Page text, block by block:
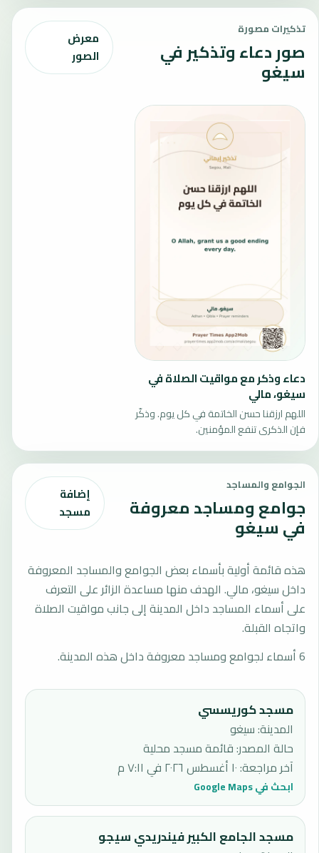
تذكيرات مصورة
صور دعاء وتذكير في
سيغو
معرض
الصور
دعاء وذكر مع مواقيت الصلاة في
سيغو، مالي
اللهم ارزقنا حسن الخاتمة في كل يوم. وذكّر
فإن الذكرى تنفع المؤمنين.
الجوامع والمساجد
جوامع ومساجد معروفة
في سيغو
إضافة
مسجد
هذه قائمة أولية بأسماء بعض الجوامع والمساجد المعروفة
داخل سيغو، مالي. الهدف منها مساعدة الزائر على التعرف
على أسماء المساجد داخل المدينة إلى جانب مواقيت الصلاة
واتجاه القبلة.
6 أسماء لجوامع ومساجد معروفة داخل هذه المدينة.
مسجد كوريسسي
المدينة: سيغو
حالة المصدر:قائمة مسجد محلية
آخر مراجعة:١٠ أغسطس ٢٠٢٦ في ٧:١١ م
ابحث في Google Maps
مسجد الجامع الكبير فيندريدي سيجو